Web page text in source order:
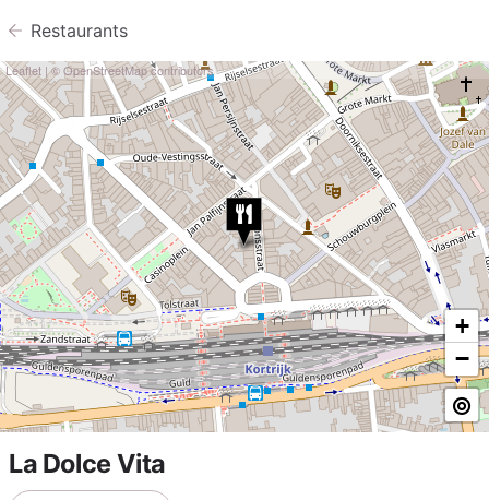
Restaurants
+
−
Leaflet | ©OpenStreetMapcontributors
La Dolce Vita